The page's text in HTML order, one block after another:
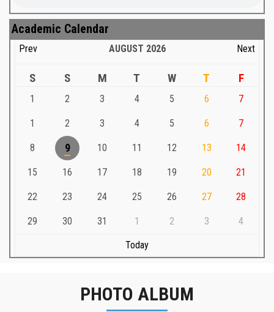
Academic Calendar
Prev AUGUST 2026 Next
S S M T W T F
1 2 3 4 5 6 7
1 2 3 4 5 6 7
8 9 10 11 12 13 14
15 16 17 18 19 20 21
22 23 24 25 26 27 28
29 30 31 1 2 3 4
Today
PHOTO ALBUM